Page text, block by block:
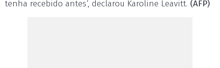
tenha recebido antes‘, declarou Karoline Leavitt. (AFP)